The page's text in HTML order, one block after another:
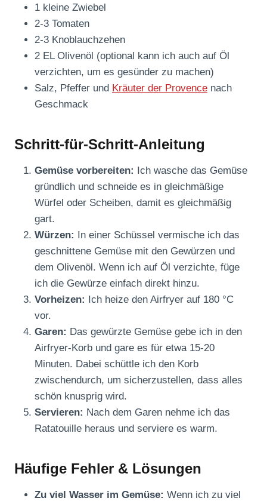
1 kleine Zwiebel
2-3 Tomaten
2-3 Knoblauchzehen
2 EL Olivenöl (optional kann ich auch auf Öl
verzichten, um es gesünder zu machen)
Salz, Pfeffer und Kräuter der Provence nach
Geschmack
Schritt-für-Schritt-Anleitung
Gemüse vorbereiten: Ich wasche das Gemüse
gründlich und schneide es in gleichmäßige
Würfel oder Scheiben, damit es gleichmäßig
gart.
Würzen: In einer Schüssel vermische ich das
geschnittene Gemüse mit den Gewürzen und
dem Olivenöl. Wenn ich auf Öl verzichte, füge
ich die Gewürze einfach direkt hinzu.
Vorheizen: Ich heize den Airfryer auf 180 °C
vor.
Garen: Das gewürzte Gemüse gebe ich in den
Airfryer-Korb und gare es für etwa 15-20
Minuten. Dabei schüttle ich den Korb
zwischendurch, um sicherzustellen, dass alles
schön knusprig wird.
Servieren: Nach dem Garen nehme ich das
Ratatouille heraus und serviere es warm.
Häufige Fehler & Lösungen
Zu viel Wasser im Gemüse: Wenn ich zu viel